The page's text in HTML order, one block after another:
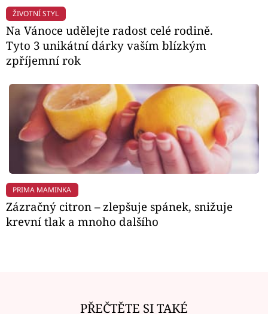
ŽIVOTNÍ STYL
Na Vánoce udělejte radost celé rodině.
Tyto 3 unikátní dárky vaším blízkým
zpříjemní rok
PRIMA MAMINKA
Zázračný citron – zlepšuje spánek, snižuje
krevní tlak a mnoho dalšího
PŘEČTĚTE SI TAKÉ